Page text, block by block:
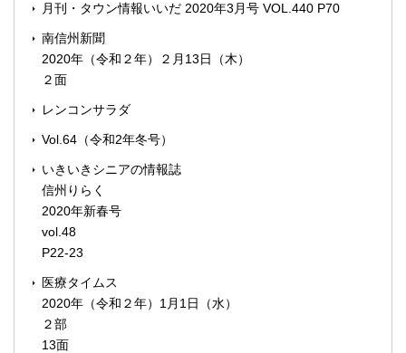
月刊・タウン情報いいだ 2020年3月号 VOL.440 P70
南信州新聞
2020年（令和２年）２月13日（木）
２面
レンコンサラダ
Vol.64（令和2年冬号）
いきいきシニアの情報誌
信州りらく
2020年新春号
vol.48
P22-23
医療タイムス
2020年（令和２年）1月1日（水）
２部
13面